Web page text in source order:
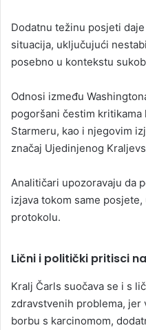
Dodatnu težinu posjeti
situacija, uključujući
posebno u kontekstu
Odnosi između
pogoršani čestim
Starmeru, kao i njegovim
značaj Ujedinjenog
Analitičari upozoravaju da
izjava tokom same
protokolu.
Lični i politički pritisci
Kralj Čarls suočava se i s
zdravstvenih problema,
borbu s karcinomom,